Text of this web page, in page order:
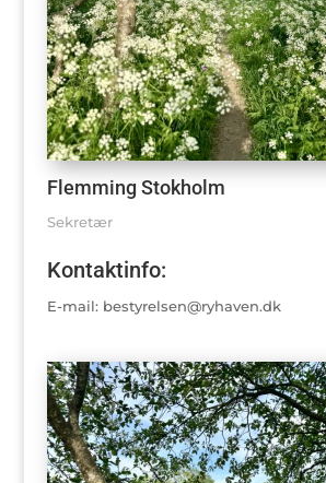
Flemming Stokholm
Sekretær
Kontaktinfo:
E-mail: bestyrelsen@ryhaven.dk